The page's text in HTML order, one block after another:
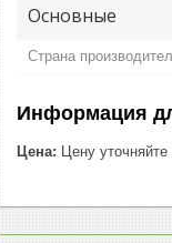
Основные
Страна
Информация
Цена: Цену уточняйте